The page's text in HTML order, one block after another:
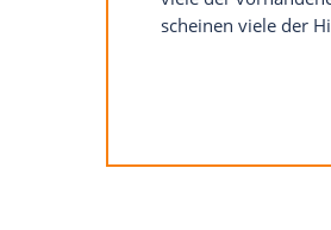
KI-Assistenten
umständlicher.
neu verfassen.
Bis auf Opera
Du diese Funktion